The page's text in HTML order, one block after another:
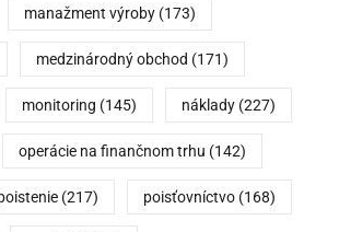
manažment výroby (173)
medzinárodný obchod (171)
monitoring (145) náklady (227)
operácie na finančnom trhu (142)
(217) poisťovníctvo (168)